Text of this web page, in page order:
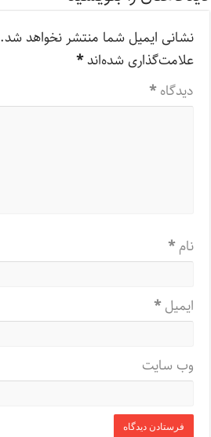
نشانی ایمیل شما منتشر نخواهد شد.
علامت‌گذاری شده‌اند*
دیدگاه*
نام*
ایمیل*
وب‌ سایت